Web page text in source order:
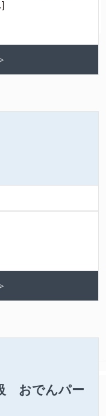
おでんパー